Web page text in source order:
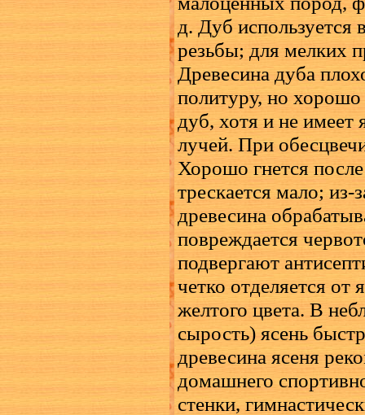
д. Дуб используется
резьбы; для мелких
Древесина дуба
политуру, но хорошо
дуб, хотя и не
лучей. При
Хорошо гнется
трескается мало; из-
древесина
повреждается
подвергают
четко отделяется от
желтого цвета. В
сырость) ясень
древесина ясеня
домашнего
стенки,